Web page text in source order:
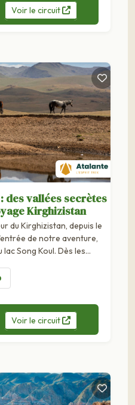
Voirle circuit
des vallées secrètes
Kirghizistan
du Kirghizistan, depuis le
de notre aventure,
Song Koul. Dès les
Voirle circuit